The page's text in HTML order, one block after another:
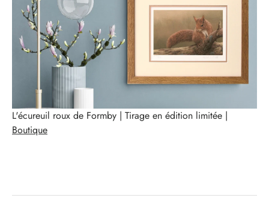
L'écureuil roux de Formby | Tirage en édition limitée |
Boutique